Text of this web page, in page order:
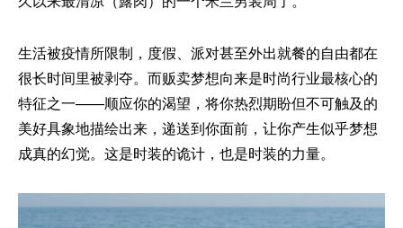
生活被疫情所限制，度假、派对甚至外出就餐的自由都在
很长时间里被剥夺。而贩卖梦想向来是时尚行业最核心的
特征之一——顺应你的渴望，将你热烈期盼但不可触及的
美好具象地描绘出来，递送到你面前，让你产生似乎梦想
成真的幻觉。这是时装的诡计，也是时装的力量。